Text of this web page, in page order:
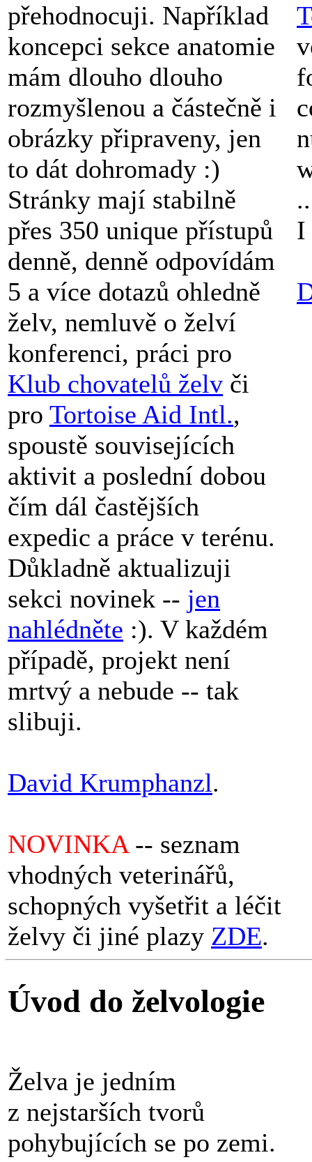
přehodnocuji. Například
koncepci sekce anatomie
mám dlouho dlouho
rozmyšlenou a částečně i
obrázky připraveny, jen
to dát dohromady :)
Stránky mají stabilně
přes 350 unique přístupů
denně, denně odpovídám
5 a více dotazů ohledně
želv, nemluvě o želví
konferenci, práci pro
Klub chovatelů želv či
pro Tortoise Aid Intl.,
spoustě souvisejících
aktivit a poslední dobou
čím dál častějších
expedic a práce v terénu.
Důkladně aktualizuji
sekci novinek -- jen
nahlédněte :). V každém
případě, projekt není
mrtvý a nebude -- tak
slibuji.
David Krumphanzl.
NOVINKA-- seznam
vhodných veterinářů,
schopných vyšetřit a léčit
želvy či jiné plazy ZDE.
I
Úvod do želvologie
Želva je jedním
z nejstarších tvorů
pohybujících se po zemi.